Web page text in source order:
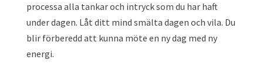
processa alla tankar och intryck som du har haft
under dagen. Låt ditt mind smälta dagen och vila. Du
blir förberedd att kunna möte en ny dag med ny
energi.